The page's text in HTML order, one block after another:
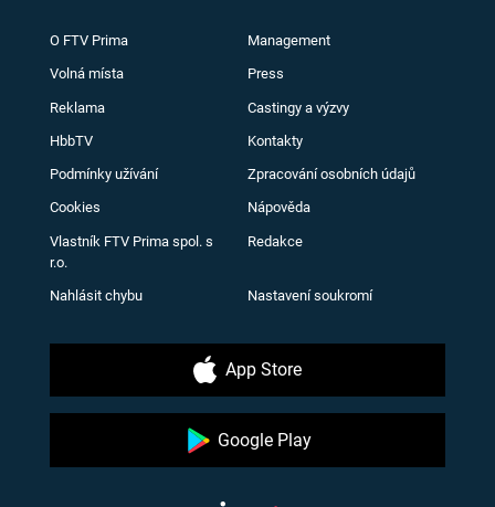
O FTV Prima Management
Volná místa Press
Reklama Castingy a výzvy
HbbTV Kontakty
Podmínky užívání Zpracování osobních údajů
Cookies Nápověda
Vlastník FTV Prima spol. s
r.o.
Redakce
Nahlásit chybu Nastavení soukromí
App Store
Google Play